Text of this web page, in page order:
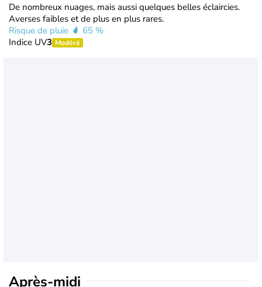
De nombreux nuages, mais aussi quelques belles éclaircies.
Averses faibles et de plus en plus rares.
Risque de pluie
65 %
Indice UV3 Modéré
Après-midi